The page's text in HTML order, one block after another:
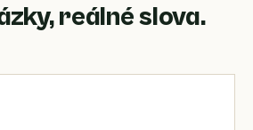
reálné slova.